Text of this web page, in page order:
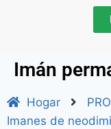
Imán
Hogar
Imanes de